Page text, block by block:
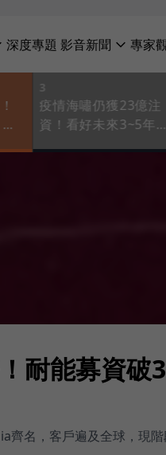
深度專題 影音新聞 專家
3
疫情海嘯仍獲23億注
資！看好未來3~5年旅
耐能募資破
齊名，客戶遍及全球，現